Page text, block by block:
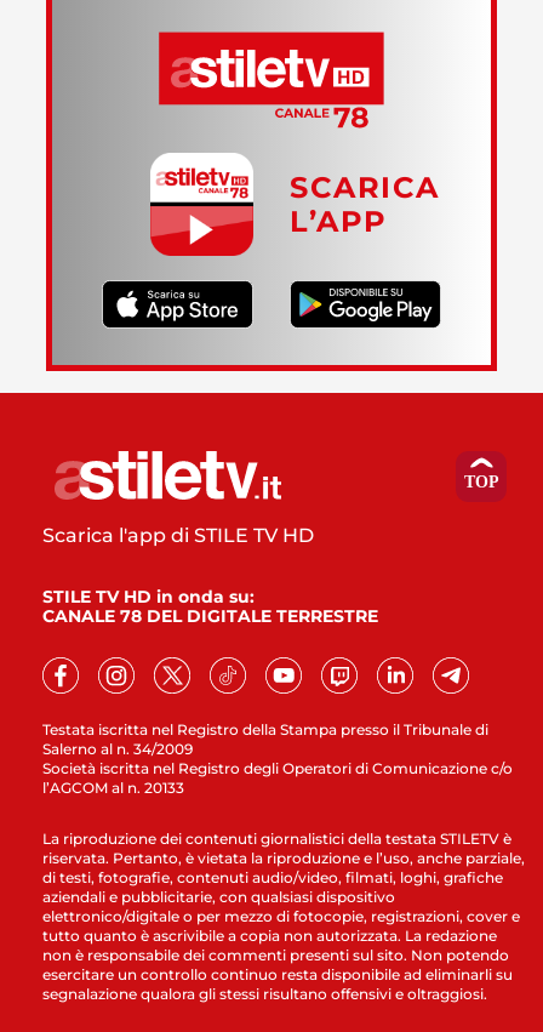
SCARICA
L’APP
Testata iscritta nel Registro della Stampa presso il Tribunale di
Salerno al n. 34/2009
Società iscritta nel Registro degli Operatori di Comunicazione c/o
l’AGCOM al n. 20133
Scarica l'app di STILE TV HD
STILE TV HD in onda su:
CANALE 78 DEL DIGITALE TERRESTRE
La riproduzione dei contenuti giornalistici della testata STILETV è
riservata. Pertanto, è vietata la riproduzione e l’uso, anche parziale,
di testi, fotografie, contenuti audio/video, filmati, loghi, grafiche
aziendali e pubblicitarie, con qualsiasi dispositivo
elettronico/digitale o per mezzo di fotocopie, registrazioni, cover e
tutto quanto è ascrivibile a copia non autorizzata. La redazione
non è responsabile dei commenti presenti sul sito. Non potendo
esercitare un controllo continuo resta disponibile ad eliminarli su
segnalazione qualora gli stessi risultano offensivi e oltraggiosi.